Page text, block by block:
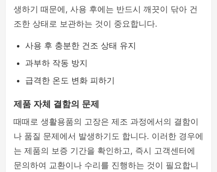
생하기 때문에, 사용 후에는 반드시 깨끗이 닦아 건
조한 상태로 보관하는 것이 중요합니다.
사용 후 충분한 건조 상태 유지
과부하 작동 방지
급격한 온도 변화 피하기
제품 자체 결함의 문제
때때로 생활용품의 고장은 제조 과정에서의 결함이
나 품질 문제에서 발생하기도 합니다. 이러한 경우에
는 제품의 보증 기간을 확인하고, 즉시 고객센터에
문의하여 교환이나 수리를 진행하는 것이 필요합니